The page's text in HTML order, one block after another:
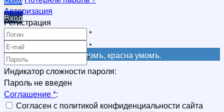
Вход
Вход
Регистрация
Регистрация
Не красна книга письмомъ, красна умомъ.
Авторизация
Регистрация
*
*
*
Индикатор сложности пароля:
Пароль не введен
Соглашение*:
Согласен с политикой конфиденциальности сайта